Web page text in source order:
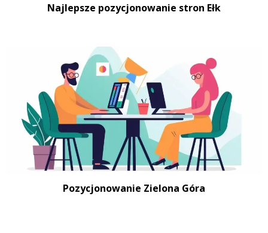
Najlepsze pozycjonowanie stron Ełk
Pozycjonowanie Zielona Góra